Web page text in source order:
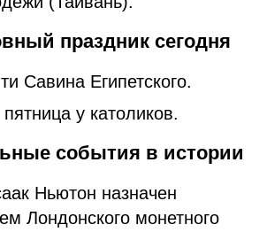
праздник сегодня
Савина Египетского.
у католиков.
события в истории
Ньютон назначен
Лондонского монетного